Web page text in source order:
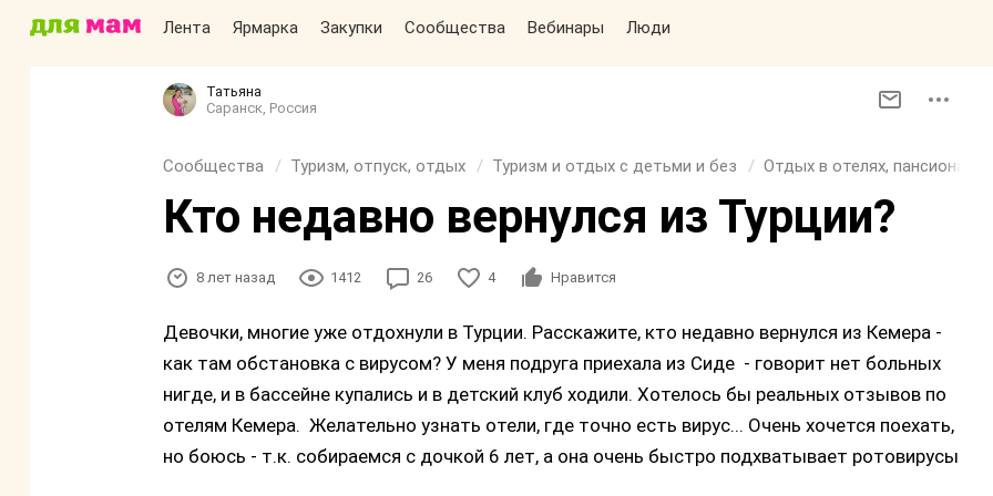
Лента Ярмарка Закупки Сообщества Вебинары Люди
Татьяна
Саранск, Россия
Сообщества Туризм, отпуск, отдых Туризм и отдых с детьми и без Отдых в отелях,
Кто недавно вернулся из Турции?
8 лет назад 1412 26 4 Нравится
Девочки, многие уже отдохнули в Турции. Расскажите, кто недавно вернулся из Кемера -
как там обстановка с вирусом? У меня подруга приехала из Сиде - говорит нет больных
нигде, и в бассейне купались и в детский клуб ходили. Хотелось бы реальных отзывов по
отелям Кемера. Желательно узнать отели, где точно есть вирус... Очень хочется поехать,
но боюсь - т.к. собираемся с дочкой 6 лет, а она очень быстро подхватывает ротовирусы